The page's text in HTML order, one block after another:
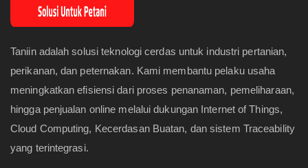
Taniin adalah solusi teknologi cerdas untuk industri pertanian,
perikanan, dan peternakan. Kami membantu pelaku usaha
meningkatkan efisiensi dari proses penanaman, pemeliharaan,
hingga penjualan online melalui dukungan Internet of Things,
Cloud Computing, Kecerdasan Buatan, dan sistem Traceability
yang terintegrasi.